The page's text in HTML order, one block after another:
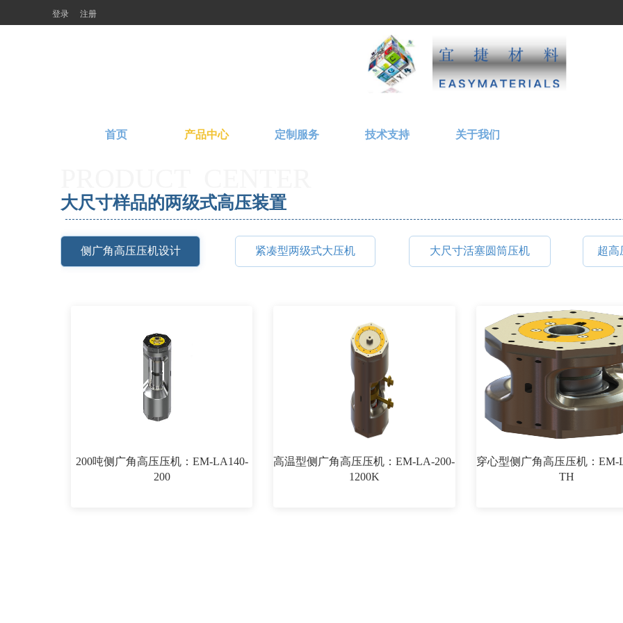
登录 注册
首页 产品中心 定制服务 技术支持 关于我们
大尺寸样品的两级式高压装置
侧广角高压压机设计 紧凑型两级式大压机 大尺寸活塞圆筒压机 超高
200吨侧广角高压压机：EM-LA140-
200
高温型侧广角高压压机：EM-LA-200-
1200K
穿心型侧广角高压压机：EM-
TH